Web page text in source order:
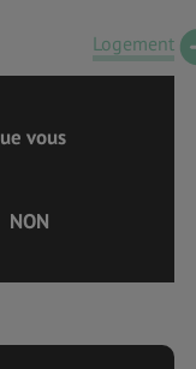
Logement
vous
NON